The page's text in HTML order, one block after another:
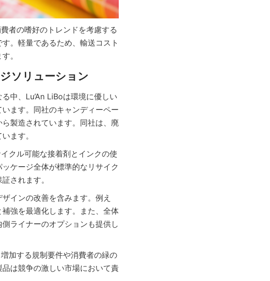
者の嗜好のトレンドを考慮する
。軽量であるため、輸送コスト
。
中、Lu’An LiBoは環境に優しい
ます。同社のキャンディーペー
製造されています。同社は、廃
ます。
クル可能な接着剤とインクの使
ケージ全体が標準的なリサイク
されます。
インの改善を含みます。例え
強を最適化します。また、全体
ライナーのオプションも提供し
加する規制要件や消費者の緑の
は競争の激しい市場において責